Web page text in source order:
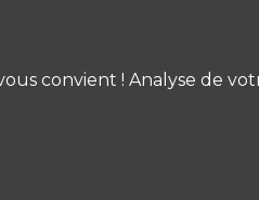
convient ! Analyse de